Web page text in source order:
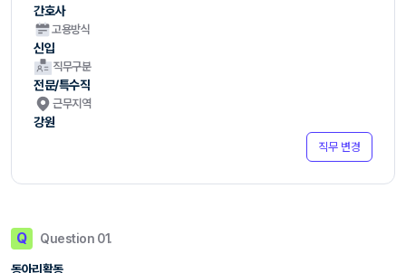
간호사
고용방식
신입
직무구분
전문/특수직
근무지역
강원
직무 변경
Q Question 01.
동아리활동